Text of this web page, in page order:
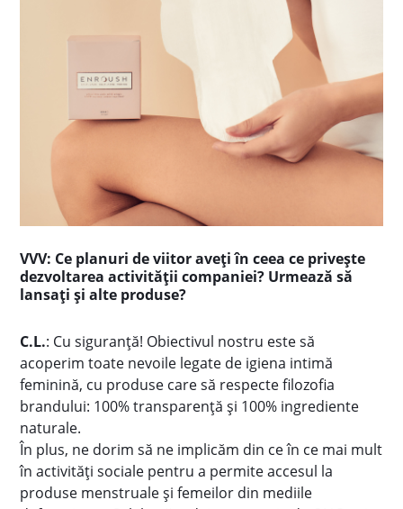
VVV: Ce planuri de viitor aveți în ceea ce privește
dezvoltarea activității companiei? Urmează să
lansați și alte produse?
C.L.: Cu siguranță! Obiectivul nostru este să
acoperim toate nevoile legate de igiena intimă
feminină, cu produse care să respecte filozofia
brandului: 100% transparență și 100% ingrediente
naturale.
În plus, ne dorim să ne implicăm din ce în ce mai mult
în activități sociale pentru a permite accesul la
produse menstruale și femeilor din mediile